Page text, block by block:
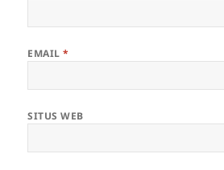
EMAIL*
SITUS WEB